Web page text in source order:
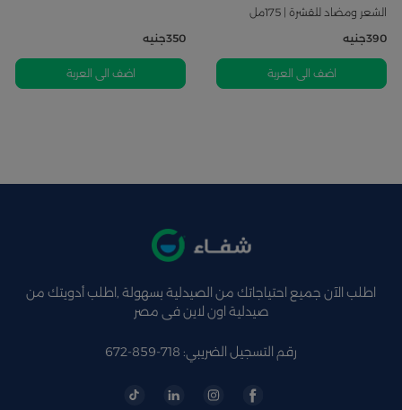
الشعر ومضاد للقشرة | 175مل
390جنيه
اضف الى العربة
350جنيه
اضف الى العربة
اطلب الآن جميع احتياجاتك من الصيدلية بسهولة ,اطلب أدويتك من
صيدلية اون لاين فى مصر
رقم التسجيل الضريبي: 718-859-672